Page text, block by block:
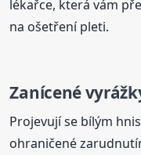
lékařce, která vám
na ošetření pleti.
Zanícené
Projevují se bílým
ohraničené